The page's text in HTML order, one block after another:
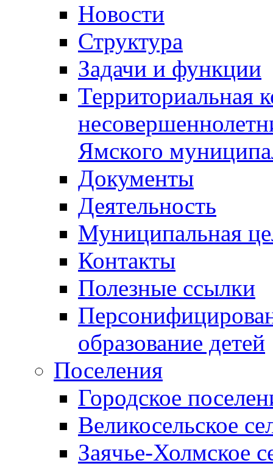
Новости
Структура
Задачи и функции
Территориальная
Ямского
Документы
Деятельность
Муниципальная
Контакты
Полезные ссылки
образование детей
Поселения
Городское
Великосельское
Заячье-Холмское